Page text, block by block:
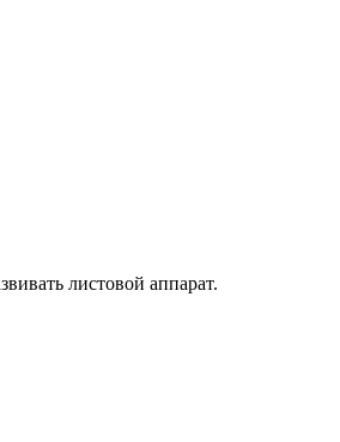
листовой аппарат.